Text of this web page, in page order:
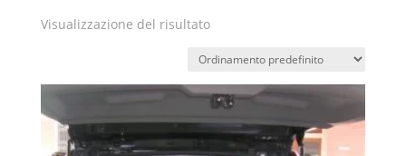
Visualizzazione del risultato